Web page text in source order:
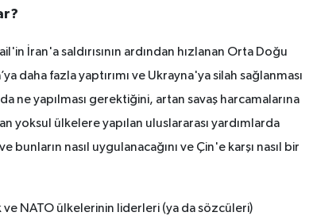
İran'a saldırısının ardından hızlanan Orta Doğu
daha fazla yaptırımı ve Ukrayna'ya silah sağlanması
ne yapılması gerektiğini, artan savaş harcamalarına
yoksul ülkelere yapılan uluslararası yardımlarda
bunların nasıl uygulanacağını ve Çin'e karşı nasıl bir
ve NATO ülkelerinin liderleri (ya da sözcüleri)